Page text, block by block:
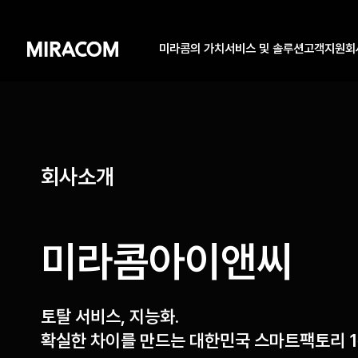
미라콤의 가치서비스 및 솔루션고객지원회
회사소개
미라콤아이앤씨
토탈 서비스, 지능화.
확실한 차이를 만드는대한민국 스마트팩토리